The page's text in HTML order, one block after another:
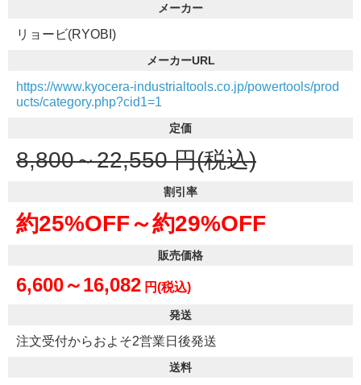
メーカー
リョービ(RYOBI)
メーカーURL
https://www.kyocera-industrialtools.co.jp/powertools/prod
ucts/category.php?cid1=1
定価
8,800～22,550 円(税込)
割引率
約25%OFF～約29%OFF
販売価格
6,600～16,082 円(税込)
発送
注文受付からおよそ2営業日後発送
送料